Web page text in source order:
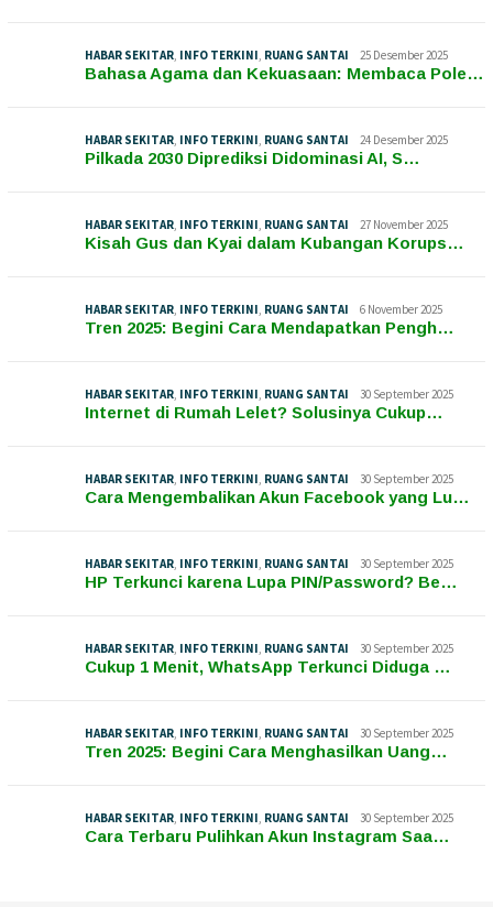
HABAR SEKITAR, INFO TERKINI, RUANG SANTAI 25 Desember 2025
Bahasa Agama dan Kekuasaan: Membaca Pole…
HABAR SEKITAR, INFO TERKINI, RUANG SANTAI 24 Desember 2025
Pilkada 2030 Diprediksi Didominasi AI, S…
HABAR SEKITAR, INFO TERKINI, RUANG SANTAI 27 November 2025
Kisah Gus dan Kyai dalam Kubangan Korups…
HABAR SEKITAR, INFO TERKINI, RUANG SANTAI 6 November 2025
Tren 2025: Begini Cara Mendapatkan Pengh…
HABAR SEKITAR, INFO TERKINI, RUANG SANTAI 30 September 2025
Internet di Rumah Lelet? Solusinya Cukup…
HABAR SEKITAR, INFO TERKINI, RUANG SANTAI 30 September 2025
Cara Mengembalikan Akun Facebook yang Lu…
HABAR SEKITAR, INFO TERKINI, RUANG SANTAI 30 September 2025
HP Terkunci karena Lupa PIN/Password? Be…
HABAR SEKITAR, INFO TERKINI, RUANG SANTAI 30 September 2025
Cukup 1 Menit, WhatsApp Terkunci Diduga …
HABAR SEKITAR, INFO TERKINI, RUANG SANTAI 30 September 2025
Tren 2025: Begini Cara Menghasilkan Uang…
HABAR SEKITAR, INFO TERKINI, RUANG SANTAI 30 September 2025
Cara Terbaru Pulihkan Akun Instagram Saa…